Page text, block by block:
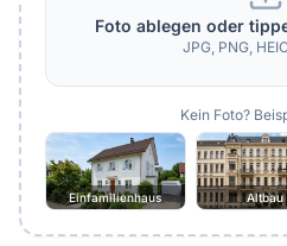
Foto ablegen oder
JPG, PNG,
Kein Foto?
Einfamilienhaus Altbau